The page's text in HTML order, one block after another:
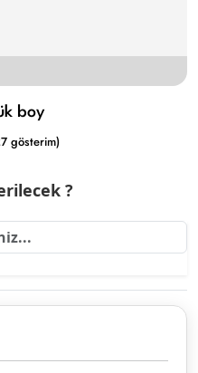
boy
gösterim)
?